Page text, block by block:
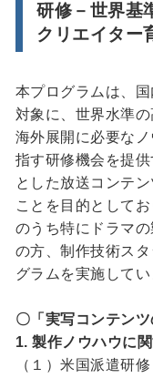
研修－世界基
クリエイター
本プログラムは、
対象に、世界水準
海外展開に必要な
指す研修機会を提
とした放送コンテ
ことを目的として
のうち特にドラマ
の方、制作技術ス
グラムを実施してい
〇「実写コンテン
1. 製作ノウハウに
（１）米国派遣研修